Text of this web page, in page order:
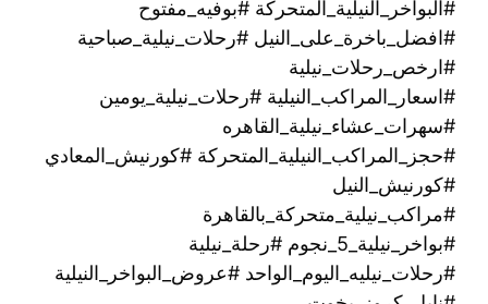
#البواخر_النيلية_المتحركة #بوفيه_مفتوح
#افضل_باخرة_على_النيل #رحلات_نيلية_صباحية
#ارخص_رحلات_نيلية
#اسعار_المراكب_النيلية #رحلات_نيلية_يومين
#سهرات_عشاء_نيلية_القاهره
#حجز_المراكب_النيلية_المتحركة #كورنيش_المعادي
#كورنيش_النيل
#مراكب_نيلية_متحركة_بالقاهرة
#بواخر_نيلية_5_نجوم #رحلة_نيلية
#رحلات_نيليه_اليوم_الواحد #عروض_البواخر_النيلية